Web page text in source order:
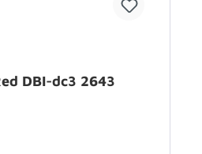
DBI-dc3 2643